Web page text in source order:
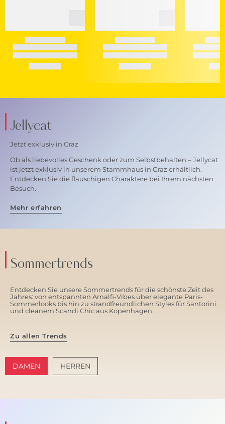
Jellycat
Jetzt exklusiv in Graz
Ob als liebevolles Geschenk oder zum Selbstbehalten – Jellycat
ist jetzt exklusiv in unserem Stammhaus in Graz erhältlich.
Entdecken Sie die flauschigen Charaktere bei Ihrem nächsten
Besuch.
Mehr erfahren
Sommertrends
Entdecken Sie unsere Sommertrends für die schönste Zeit des
Jahres: von entspannten Amalfi-Vibes über elegante Paris-
Sommerlooks bis hin zu strandfreundlichen Styles für Santorini
und cleanem Scandi Chic aus Kopenhagen.
Zu allen Trends
DAMEN HERREN